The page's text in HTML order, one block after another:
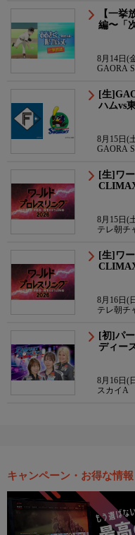
【一挙
編〜「
8月14日(
GAORA
[生
ハムvs
8月15日(
GAORA
[生]ワ
8月15日(
テレ朝チ
[生]ワ
8月16日(
テレ朝チ
[初]パ
ディー
8月16日(
スカイA
キャンペーン・お得な情報